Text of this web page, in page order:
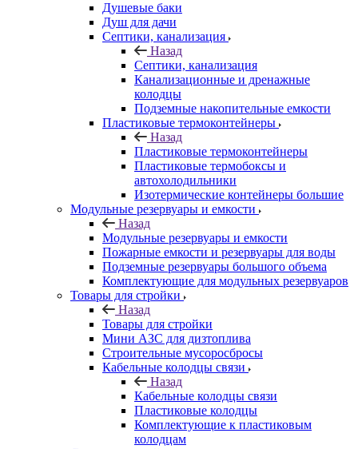
Душевые баки
Душ для дачи
Септики, канализация
Назад
Септики, канализация
Канализационные и дренажные
колодцы
Подземные накопительные емкости
Пластиковые термоконтейнеры
Назад
Пластиковые термоконтейнеры
Пластиковые термобоксы и
автохолодильники
Изотермические контейнеры большие
Модульные резервуары и емкости
Назад
Модульные резервуары и емкости
Пожарные емкости и резервуары для воды
Подземные резервуары большого объема
Комплектующие для модульных резервуаров
Товары для стройки
Назад
Товары для стройки
Мини АЗС для дизтоплива
Строительные мусоросбросы
Кабельные колодцы связи
Назад
Кабельные колодцы связи
Пластиковые колодцы
Комплектующие к пластиковым
колодцам